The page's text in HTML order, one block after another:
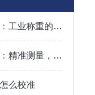
超低台面电子小地磅：工业称重的紧凑解决方案
超低台面电子小地磅：精准测量，无处不在
么校准